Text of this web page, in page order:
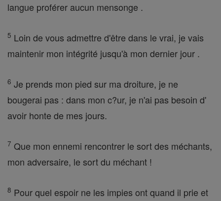
langue proférer aucun mensonge .
5 Loin de vous admettre d'être dans le vrai, je vais
maintenir mon intégrité jusqu'à mon dernier jour .
6 Je prends mon pied sur ma droiture, je ne
bougerai pas : dans mon c?ur, je n'ai pas besoin d'
avoir honte de mes jours.
7 Que mon ennemi rencontrer le sort des méchants,
mon adversaire, le sort du méchant !
8 Pour quel espoir ne les impies ont quand il prie et